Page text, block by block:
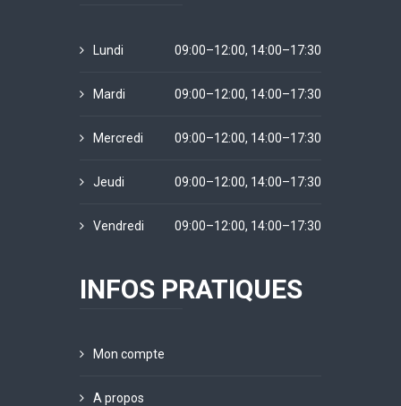
Lundi 09:00–12:00, 14:00–17:30
Mardi 09:00–12:00, 14:00–17:30
Mercredi 09:00–12:00, 14:00–17:30
Jeudi 09:00–12:00, 14:00–17:30
Vendredi 09:00–12:00, 14:00–17:30
INFOS PRATIQUES
Mon compte
A propos